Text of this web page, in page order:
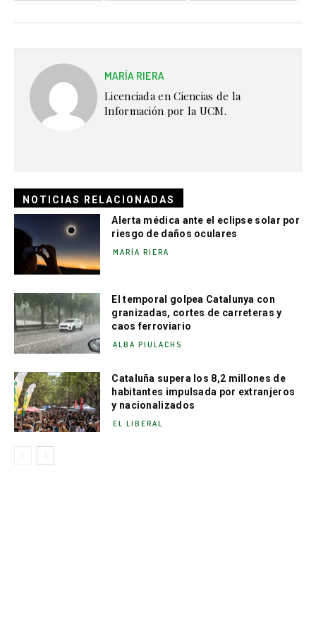
MARÍA RIERA
Licenciada en Ciencias de la
Información por la UCM.
NOTICIAS RELACIONADAS
Alerta médica ante el eclipse solar por
riesgo de daños oculares
MARÍA RIERA
El temporal golpea Catalunya con
granizadas, cortes de carreteras y
caos ferroviario
ALBA PIULACHS
Cataluña supera los 8,2 millones de
habitantes impulsada por extranjeros
y nacionalizados
EL LIBERAL